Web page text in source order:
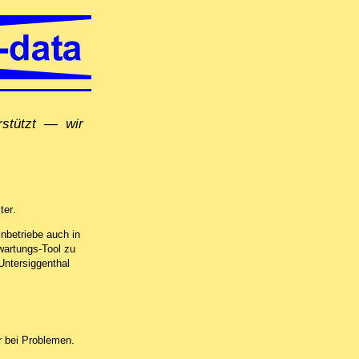
— wir
direkt vor Ort in Baden (Schweiz), per Fernwartung oder in unserer
.
auch in
Tool zu
Problemen.